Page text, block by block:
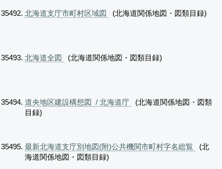
北海道支庁市町村区域図 (北海道関係地図・図類目録)
北海道全図 (北海道関係地図・図類目録)
道央地区建設構想図 / 北海道庁
(北海道関係地図・図類
目録)
最新北海道支庁別地図(附)公共機関市町村字名総覧
(北
海道関係地図・図類目録)